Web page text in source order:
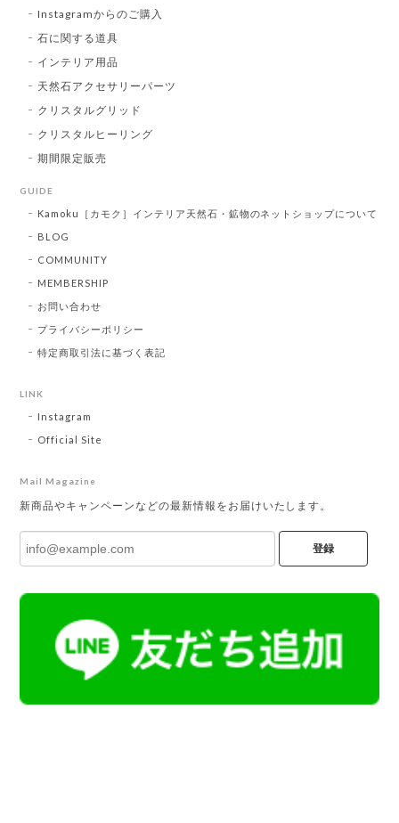
Instagramからのご購入
石に関する道具
インテリア用品
天然石アクセサリーパーツ
クリスタルグリッド
クリスタルヒーリング
期間限定販売
GUIDE
Kamoku［カモク］インテリア天然石・鉱物のネットショップについて
BLOG
COMMUNITY
MEMBERSHIP
お問い合わせ
プライバシーポリシー
特定商取引法に基づく表記
LINK
Instagram
Official Site
Mail Magazine
新商品やキャンペーンなどの最新情報をお届けいたします。
登録